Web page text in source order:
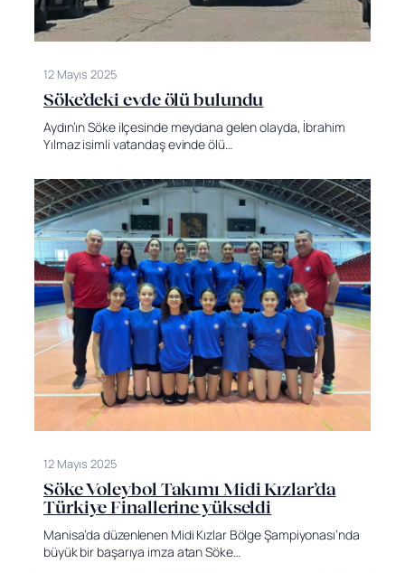
12 Mayıs 2025
Söke’deki evde ölü bulundu
Aydın’ın Söke ilçesinde meydana gelen olayda, İbrahim
Yılmaz isimli vatandaş evinde ölü…
12 Mayıs 2025
Söke Voleybol Takımı Midi Kızlar’da
Türkiye Finallerine yükseldi
Manisa’da düzenlenen Midi Kızlar Bölge Şampiyonası’nda
büyük bir başarıya imza atan Söke…